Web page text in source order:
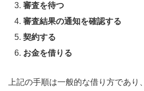
審査を待つ
審査結果の通知を確認する
契約する
お金を借りる
上記の手順は一般的な借り方であり、